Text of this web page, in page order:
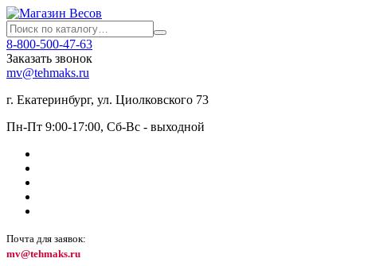
8-800-500-47-63
Заказать звонок
mv@tehmaks.ru
г. Екатеринбург, ул. Циолковского 73
Пн-Пт 9:00-17:00, Сб-Вс - выходной
Почта для заявок:
mv@tehmaks.ru